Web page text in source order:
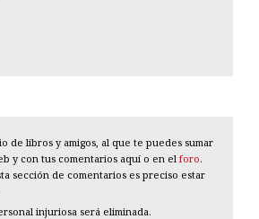
de libros y amigos, al que te puedes sumar
y con tus comentarios aquí o en el foro.
sección de comentarios es preciso estar
injuriosa será eliminada.